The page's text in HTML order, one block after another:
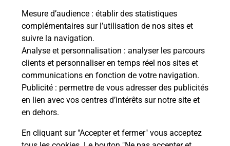
Mesure d’audience : établir des statistiques
complémentaires sur l’utilisation de nos sites et
suivre la navigation.
Analyse et personnalisation : analyser les parcours
clients et personnaliser en temps réel nos sites et
communications en fonction de votre navigation.
Publicité : permettre de vous adresser des publicités
en lien avec vos centres d’intérêts sur notre site et
en dehors.
En cliquant sur "Accepter et fermer" vous acceptez
La Poste
en ligne
Ouvert 24h/24
En savoir plus